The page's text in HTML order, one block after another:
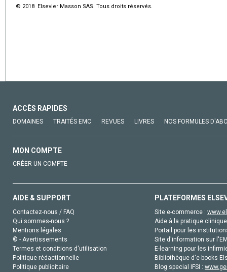
© 2018 Elsevier Masson SAS. Tous droits réservés.
ACCÈS RAPIDES
DOMAINES TRAITÉS EMC REVUES LIVRES NOS FORMULES
MON COMPTE
CRÉER UN COMPTE
AIDE & SUPPORT
Contactez-nous / FAQ
Qui sommes-nous ?
Mentions légales
© - Avertissements
Termes et conditions d'utilisation
Politique rédactionnelle
Politique publicitaire
PLATEFORMES
Site e-commerce :
Aide à la pratique
Portail pour les
Site d'information sur
E-learning pour les
Bibliothèque d'e-books
Blog special IFSI :